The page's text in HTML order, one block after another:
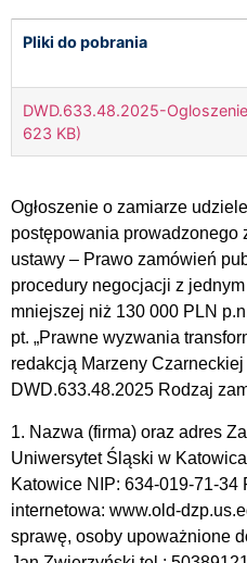
Pliki do pobrania
DWD.633.48.2025-
623 KB)
Ogłoszenie o zamiarze
postępowania prowadzonego
ustawy – Prawo zamówień
procedury negocjacji z
mniejszej niż 130 000 PLN
pt. „Prawne wyzwania
redakcją Marzeny Czarneckiej
DWD.633.48.2025 Rodzaj
1. Nazwa (firma) oraz adres
Uniwersytet Śląski w
Katowice NIP: 634-019-71-34
internetowa: www.old-
sprawę, osoby upoważnione